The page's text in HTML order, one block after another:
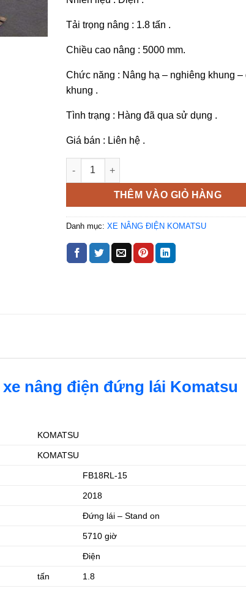
Tải trọng nâng : 1.8 tấn .
Chiều cao nâng : 5000 mm.
Chức năng : Nâng hạ – nghiêng khung –
khung .
Tình trạng : Hàng đã qua sử dụng .
Giá bán : Liên hệ .
Xe nâng điện đứng lái Komatsu 1.8 tấn
THÊM VÀO GIỎ HÀNG
Danh mục: XE NÂNG ĐIỆN KOMATSU
xe nâng điện đứng lái Komatsu
KOMATSU
KOMATSU
FB18RL-15
2018
Đứng lái – Stand on
5710 giờ
Điện
tấn 1.8